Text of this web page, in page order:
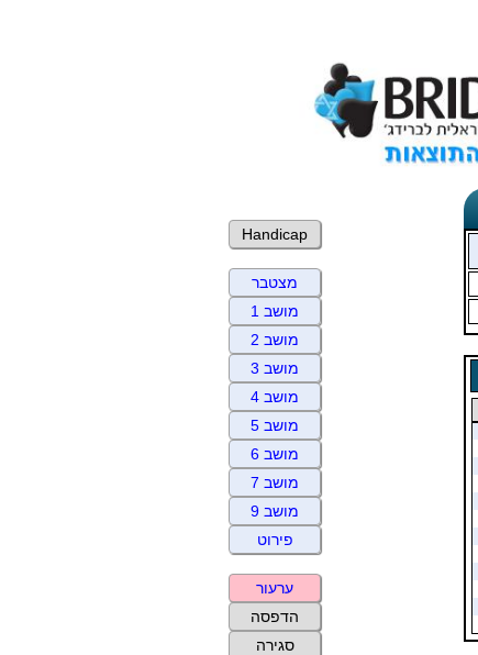
Handicap
מצטבר
מושב 1
מושב 2
מושב 3
מושב 4
מושב 5
מושב 6
מושב 7
מושב 9
פירוט
ערעור
הדפסה
סגירה